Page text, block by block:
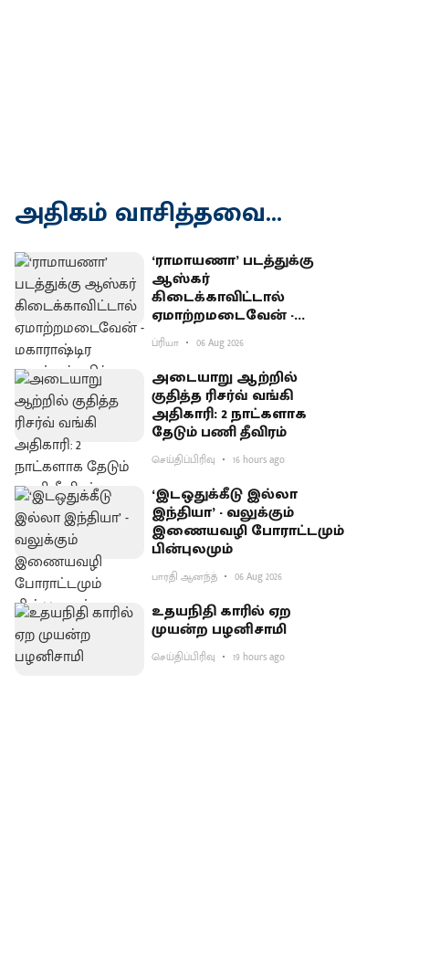
அதிகம் வாசித்தவை...
‘ராமாயணா’ படத்துக்கு
ஆஸ்கர்
கிடைக்காவிட்டால்
ஏமாற்றமடைவேன் -
மகாராஷ்டிர முதல்வர்
பகிர்வு
ப்ரியா 06 Aug 2026
அடையாறு ஆற்றில்
குதித்த ரிசர்வ் வங்கி
அதிகாரி: 2 நாட்களாக
தேடும் பணி தீவிரம்
செய்திப்பிரிவு 16 hours ago
‘இடஒதுக்கீடு இல்லா
இந்தியா’ - வலுக்கும்
இணையவழி போராட்டமும்
பின்புலமும்
பாரதி ஆனந்த் 06 Aug 2026
உதயநிதி காரில் ஏற
முயன்ற பழனிசாமி
செய்திப்பிரிவு 19 hours ago